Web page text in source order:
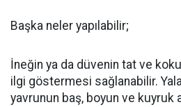
Başka neler yapılabilir;
İneğin ya da düvenin tat ve
ilgi göstermesi sağlanabilir.
yavrunun baş, boyun ve kuyruk